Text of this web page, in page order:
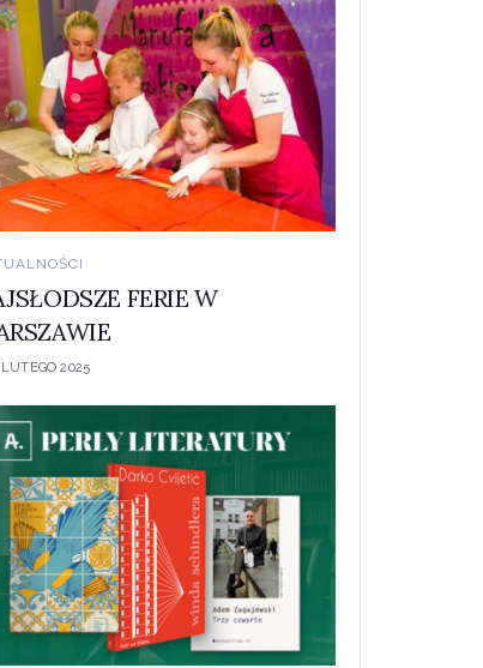
FERIE W
2025